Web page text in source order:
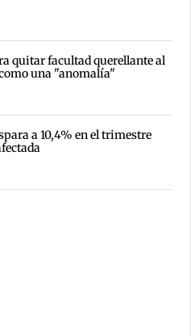
quitar facultad querellante al
una "anomalía"
a 10,4% en el trimestre